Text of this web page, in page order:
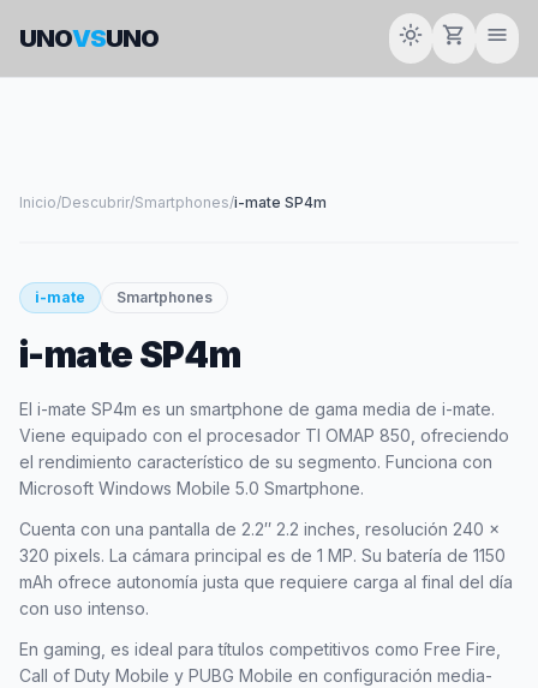
UNOVSUNO light_mode shopping_cart menu
Inicio/Descubrir/Smartphones/i-mate SP4m
smartphone
I-MATE
i-mate Smartphones
i-mate SP4m
El i-mate SP4m es un smartphone de gama media de i-mate.
Viene equipado con el procesador TI OMAP 850, ofreciendo
el rendimiento característico de su segmento. Funciona con
Microsoft Windows Mobile 5.0 Smartphone.
Cuenta con una pantalla de 2.2″ 2.2 inches, resolución 240 x
320 pixels. La cámara principal es de 1 MP. Su batería de 1150
mAh ofrece autonomía justa que requiere carga al final del día
con uso intenso.
En gaming, es ideal para títulos competitivos como Free Fire,
Call of Duty Mobile y PUBG Mobile en configuración media-